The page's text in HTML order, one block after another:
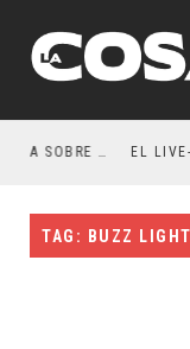
RESEÑA LA INVITACIÓN: OLIVIA WILDE REFLEXIONA SOBRE LA VIDA CONYUGAL EL LIVE-
TAG: BUZZ